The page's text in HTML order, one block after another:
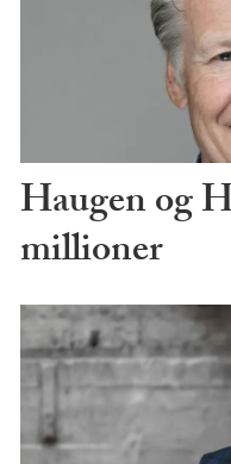
Haugen og
millioner